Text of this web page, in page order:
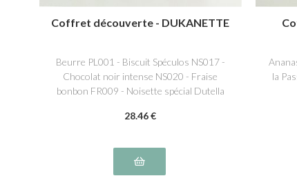
Coffret découverte - DUKANETTE
Beurre PL001 - Biscuit Spéculos NS017 -
Chocolat noir intense NS020 - Fraise
bonbon FR009 - Noisette spécial Dutella
28.46€
la